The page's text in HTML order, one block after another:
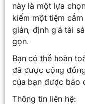
này là một lựa
kiếm một tiệm
giản, định giá tài
gọn.
Bạn có thể hoàn
đã được cộng
của bạn được bảo
Thông tin liên hệ: